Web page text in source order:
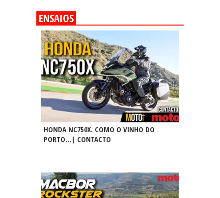
ENSAIOS
HONDA NC750X. COMO O VINHO DO
PORTO…| CONTACTO